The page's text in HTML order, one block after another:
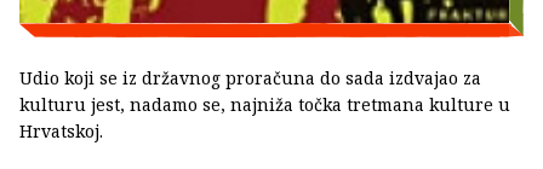
Udio koji se iz državnog proračuna do sada izdvajao za
kulturu jest, nadamo se, najniža točka tretmana kulture u
Hrvatskoj.